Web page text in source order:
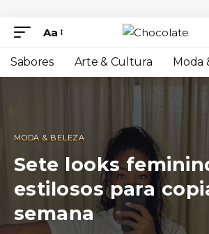
Aa
Sabores Arte & Cultura Moda
MODA & BELEZA
Sete looks
estilosos para
semana